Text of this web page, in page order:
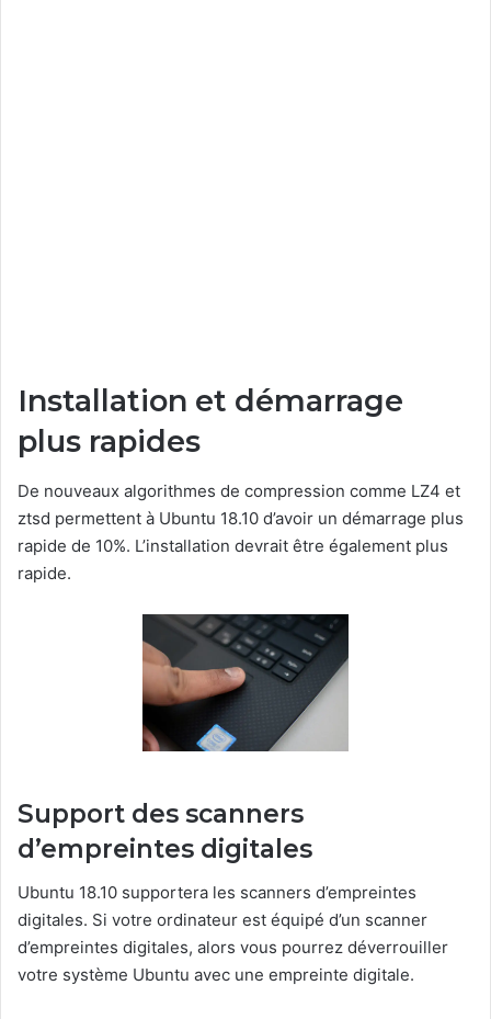
Installation et démarrage
plus rapides
De nouveaux algorithmes de compression comme LZ4 et
ztsd permettent à Ubuntu 18.10 d’avoir un démarrage plus
rapide de 10%. L’installation devrait être également plus
rapide.
Support des scanners
d’empreintes digitales
Ubuntu 18.10 supportera les scanners d’empreintes
digitales. Si votre ordinateur est équipé d’un scanner
d’empreintes digitales, alors vous pourrez déverrouiller
votre système Ubuntu avec une empreinte digitale.